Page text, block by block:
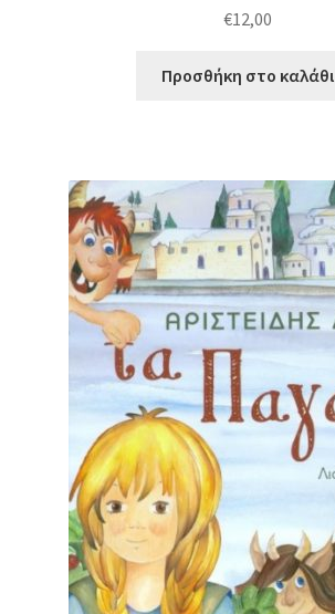
€12,00
Προσθήκη στο καλάθι